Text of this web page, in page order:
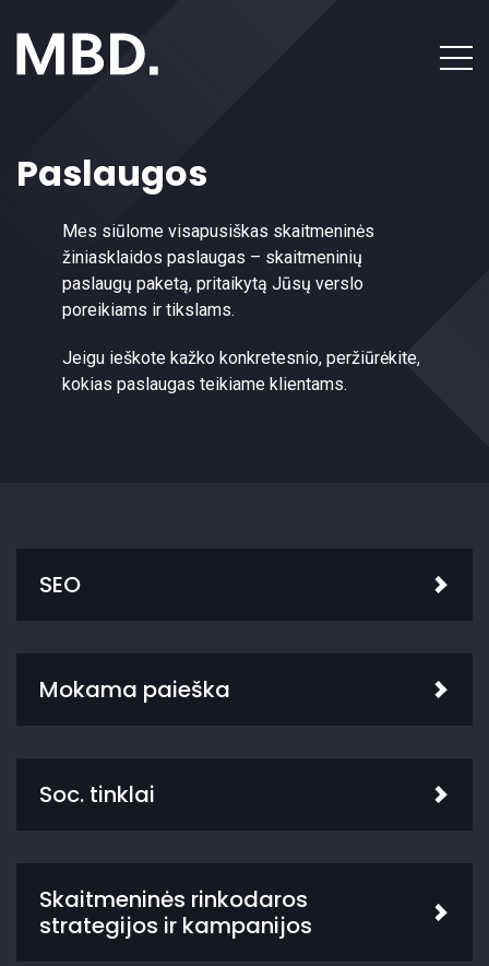
Paslaugos
Mes siūlome visapusiškas skaitmeninės
žiniasklaidos paslaugas – skaitmeninių
paslaugų paketą, pritaikytą Jūsų verslo
poreikiams ir tikslams.
Jeigu ieškote kažko konkretesnio, peržiūrėkite,
kokias paslaugas teikiame klientams.
SEO
Mokama paieška
Soc. tinklai
Skaitmeninės rinkodaros
strategijos ir kampanijos